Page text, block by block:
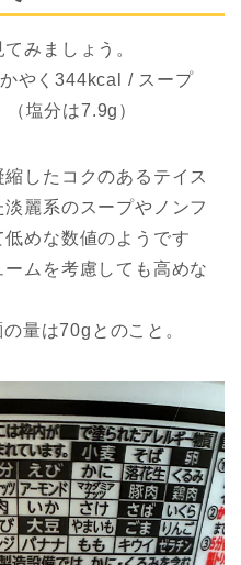
みましょう。
やく344kcal / スープ
塩分は7.9g）
したコクのあるテイス
麗系のスープやノンフ
めな数値のようです
ムを考慮しても高めな
量は70gとのこと。